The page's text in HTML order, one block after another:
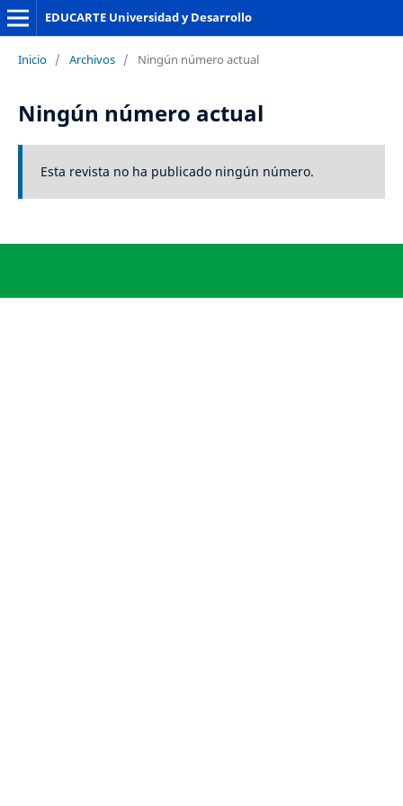
EDUCARTE Universidad y Desarrollo
Inicio / Archivos / Ningún número actual
Ningún número actual
Esta revista no ha publicado ningún número.